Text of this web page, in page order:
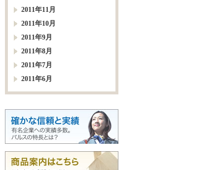
2011年11月
2011年10月
2011年9月
2011年8月
2011年7月
2011年6月